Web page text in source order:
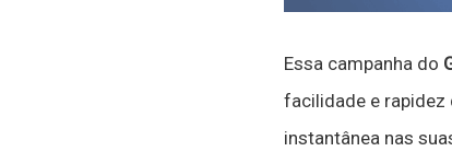
Essa campanha do
facilidade e
instantânea nas